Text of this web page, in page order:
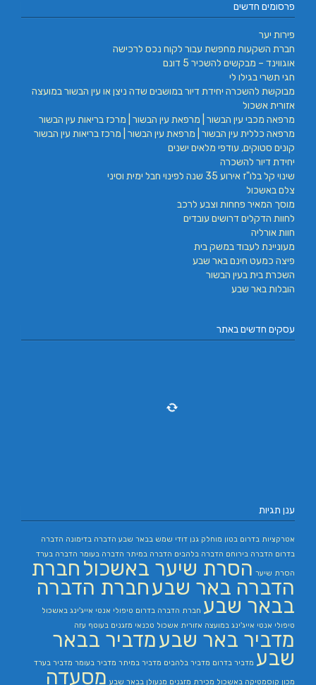
פרסומים חדשים
פירות יער
חברת השקעות מחפשת עבור לקוח נכס לרכישה
אוגווינד – מבקשים להשכיר 5 דונם
חגי תשרי בגילו לי
מבוקשת להשכרה יחידת דיור במושבים שדה ניצן או עין הבשור במועצה
אזורית אשכול
מרפאה מכבי עין הבשור | מרפאת עין הבשור | מרכז בריאות עין הבשור
מרפאה כללית עין הבשור | מרפאת עין הבשור | מרכז בריאות עין הבשור
קונים סטוקים, עודפי מלאים ישנים
יחידת דיור להשכרה
שינוי קל בלו"ז אירוע 35 שנה לפינוי חבל ימית וסיני
צלם באשכול
מוסך המאיר פחחות וצבע לרכב
לחוות הדקלים דרושים עובדים
חוות אורליה
מעוניינת לעבוד במשק בית
פיצה כמעט חינם באר שבע
השכרת בית בעין הבשור
הובלות באר שבע
עסקים חדשים באתר
ענן תגיות
אטרקציות בדרום בטון מוחלק גנן דודי שמש בבאר שבע הדברה בדימונה הדברה
בדרום הדברה בירוחם הדברה בלהבים הדברה במיתר הדברה בעומר הדברה בערד
הסרת שיער הסרת שיער באשכול חברת
הדברה באר שבעחברת הדברה
בבאר שבע חברת הדברה בדרום טיפולי אנטי אייג'ינג באשכול
טיפולי אנטי אייג'ינג במועצה אזורית אשכול טכנאי מזגנים בעוטף עזה
מדביר באר שבעמדביר בבאר
שבע מדביר בדרום מדביר בלהבים מדביר במיתר מדביר בעומר מדביר בערד
מכון קוסמטיקה באשכול מכירת מזגנים מנעולן בבאר שבע מסעדה